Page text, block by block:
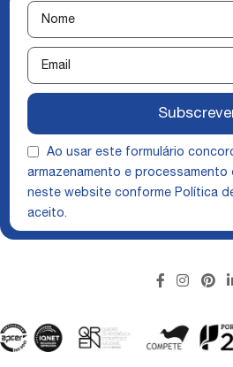
Ao usar este formulário
armazenamento e processamento
neste website conforme Política
aceito.